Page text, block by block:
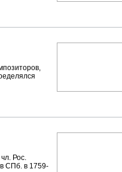
Рос.
СПб. в 1759-